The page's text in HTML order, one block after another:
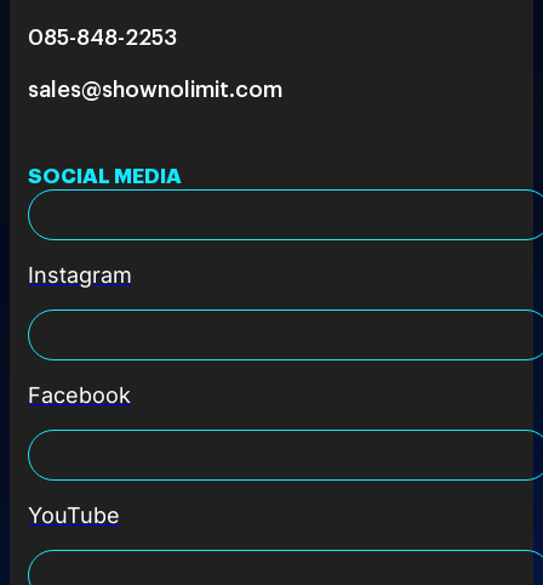
085-848-2253
sales@shownolimit.com
SOCIAL MEDIA
Instagram
Facebook
YouTube